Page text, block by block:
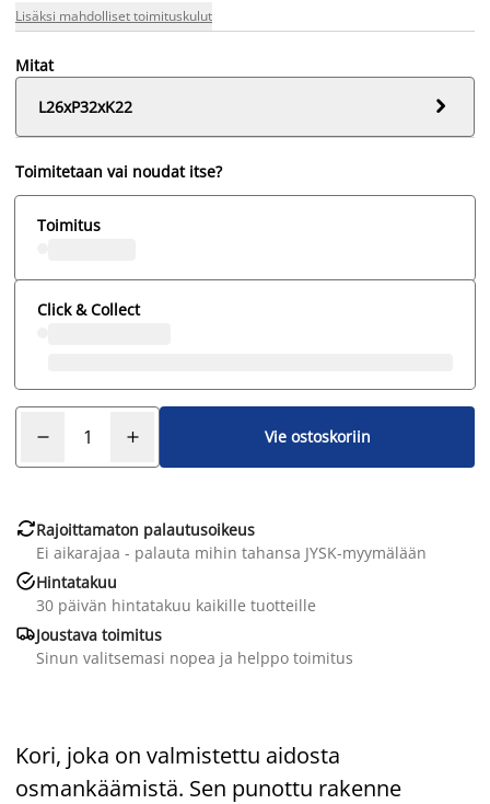
Lisäksi mahdolliset toimituskulut
Mitat
L26xP32xK22

Toimitetaan vai noudat itse?
Toimitus
Click & Collect
Vie ostoskoriin
Rajoittamaton palautusoikeus
Ei aikarajaa - palauta mihin tahansa JYSK-myymälään
Hintatakuu
30 päivän hintatakuu kaikille tuotteille
Joustava toimitus
Sinun valitsemasi nopea ja helppo toimitus
Kori, joka on valmistettu aidosta
osmankäämistä. Sen punottu rakenne